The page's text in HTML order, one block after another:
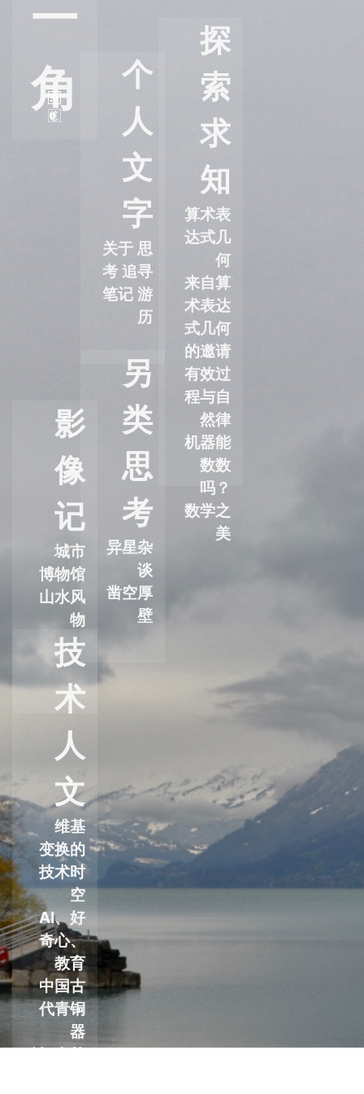
一
角
个
人
文
字
关于 思
考 追寻
笔记 游
历
探
索
求
知
算术表
达式几
何
来自算
术表达
式几何
的邀请
有效过
程与自
然律
机器能
数数
吗？
数学之
美
另
类
思
考
异星杂
谈
凿空厚
壁
影
像
记
城市
博物馆
山水风
物
技
术
人
文
维基
变换的
技术时
空
AI、好
奇心、
教育
中国古
代青铜
器
论“自然